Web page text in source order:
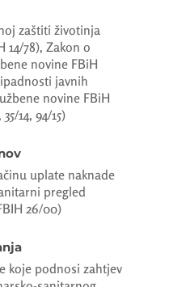
zaštiti životinja
14/78), Zakon o
novine FBiH
javnih
novine FBiH
14, 94/15)
uplate naknade
pregled
26/00)
koje podnosi zahtjev